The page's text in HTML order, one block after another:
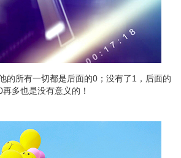
的所有一切都是后面的0；没有了1，后面的
再多也是没有意义的！